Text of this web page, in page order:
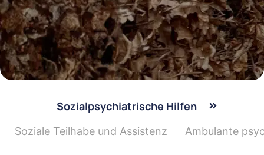
Sozialpsychiatrische Hilfen
Soziale Teilhabe und Assistenz Ambulante